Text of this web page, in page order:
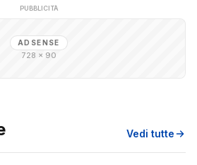
PUBBLICITÀ
ADSENSE
728 × 90
Vedi tutte